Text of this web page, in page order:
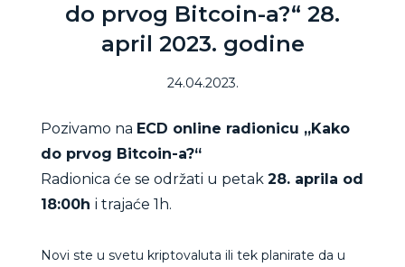
do prvog Bitcoin-a?“ 28.
april 2023. godine
24.04.2023.
Pozivamo na ECD online radionicu „Kako
do prvog Bitcoin-a?“
Radionica će se održati u petak 28. aprila od
18:00h i trajaće 1h.
Novi ste u svetu kriptovaluta ili tek planirate da u